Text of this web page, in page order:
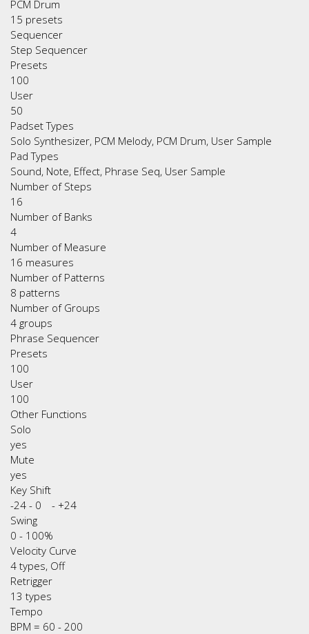
PCM Drum
15 presets
Sequencer
Step Sequencer
Presets
100
User
50
Padset Types
Solo Synthesizer, PCM Melody, PCM Drum, User Sample
Pad Types
Sound, Note, Effect, Phrase Seq, User Sample
Number of Steps
16
Number of Banks
4
Number of Measure
16 measures
Number of Patterns
8 patterns
Number of Groups
4 groups
Phrase Sequencer
Presets
100
User
100
Other Functions
Solo
yes
Mute
yes
Key Shift
-24 - 0 - +24
Swing
0 - 100%
Velocity Curve
4 types, Off
Retrigger
13 types
Tempo
BPM = 60 - 200